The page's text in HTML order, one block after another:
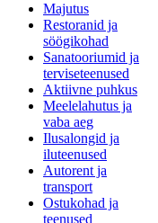
Majutus
Restoranid ja
söögikohad
Sanatooriumid ja
terviseteenused
Aktiivne puhkus
Meelelahutus ja
vaba aeg
Ilusalongid ja
iluteenused
Autorent ja
transport
Ostukohad ja
teenused